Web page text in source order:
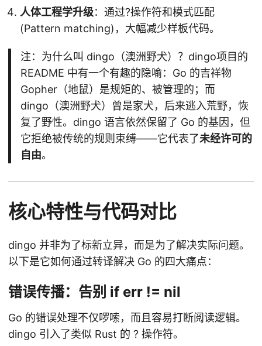
人体工程学升级：通过?操作符和模式匹配
(Pattern matching)，大幅减少样板代码。
注：为什么叫 dingo（澳洲野犬）？dingo项目的
README 中有一个有趣的隐喻：Go 的吉祥物
Gopher（地鼠）是规矩的、被管理的；而
dingo（澳洲野犬）曾是家犬，后来逃入荒野，恢
复了野性。dingo 语言依然保留了 Go 的基因，但
它拒绝被传统的规则束缚——它代表了未经许可的
自由。
核心特性与代码对比
dingo 并非为了标新立异，而是为了解决实际问题。
以下是它如何通过转译解决 Go 的四大痛点：
错误传播：告别 if err != nil
Go 的错误处理不仅啰嗦，而且容易打断阅读逻辑。
dingo 引入了类似 Rust 的 ? 操作符。